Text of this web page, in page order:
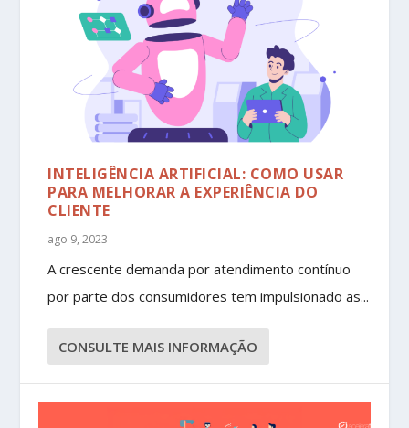
INTELIGÊNCIA ARTIFICIAL: COMO USAR
PARA MELHORAR A EXPERIÊNCIA DO
CLIENTE
ago 9, 2023
A crescente demanda por atendimento contínuo
por parte dos consumidores tem impulsionado as...
CONSULTE MAIS INFORMAÇÃO